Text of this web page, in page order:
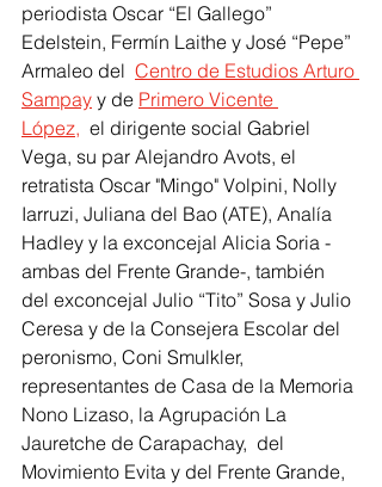
periodista Oscar “El Gallego”
Edelstein, Fermín Laithe y José “Pepe”
Armaleo del Centro de Estudios Arturo
Sampay y de Primero Vicente
López, el dirigente social Gabriel
Vega, su par Alejandro Avots, el
retratista Oscar "Mingo" Volpini, Nolly
Iarruzi, Juliana del Bao (ATE), Analía
Hadley y la exconcejal Alicia Soria -
ambas del Frente Grande-, también
del exconcejal Julio “Tito” Sosa y Julio
Ceresa y de la Consejera Escolar del
peronismo, Coni Smulkler,
representantes de Casa de la Memoria
Nono Lizaso, la Agrupación La
Jauretche de Carapachay,  del
Movimiento Evita y del Frente Grande,